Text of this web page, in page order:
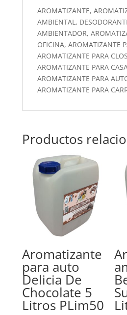
AROMATIZANTE,
AMBIENTAL,
AMBIENTADOR,
OFICINA, AROMATIZANTE
AROMATIZANTE PARA
AROMATIZANTE PARA
AROMATIZANTE PARA
AROMATIZANTE PARA
Productos
Aromatizante
para auto
Delicia De
Chocolate 5
Litros PLim50